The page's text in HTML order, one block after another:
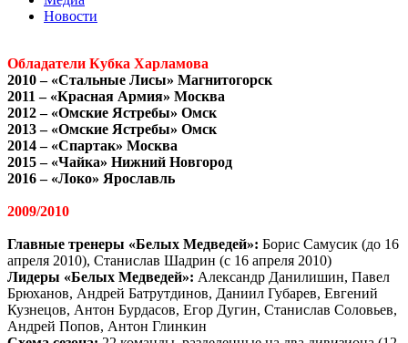
Новости
Обладатели Кубка Харламова
2010 – «Стальные Лисы» Магнитогорск
2011 – «Красная Армия» Москва
2012 – «Омские Ястребы» Омск
2013 – «Омские Ястребы» Омск
2014 – «Спартак» Москва
2015 – «Чайка» Нижний Новгород
2016 – «Локо» Ярославль
2009/2010
Главные тренеры «Белых Медведей»: Борис Самусик (до 16
апреля 2010), Станислав Шадрин (с 16 апреля 2010)
Лидеры «Белых Медведей»: Александр Данилишин, Павел
Брюханов, Андрей Батрутдинов, Даниил Губарев, Евгений
Кузнецов, Антон Бурдасов, Егор Дугин, Станислав Соловьев,
Андрей Попов, Антон Глинкин